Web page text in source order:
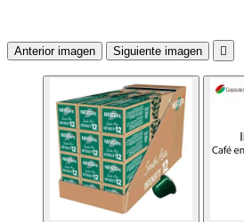
Anterior imagen Siguiente imagen 